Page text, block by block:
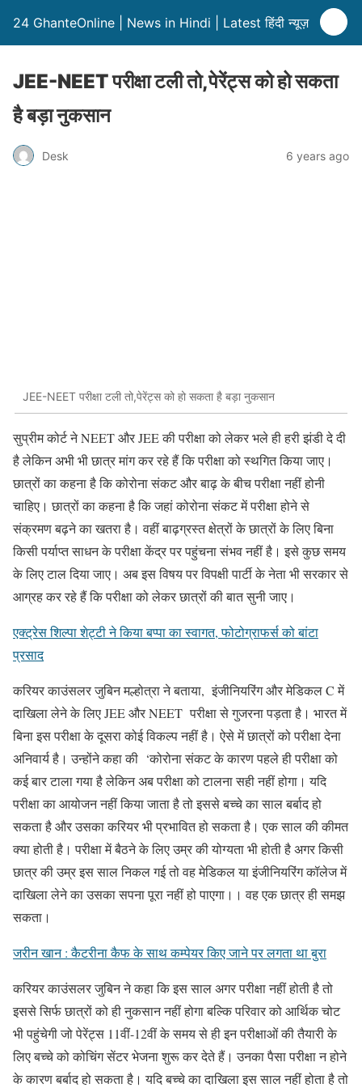
24 GhanteOnline | News in Hindi | Latest हिंदी न्यूज़
JEE-NEET परीक्षा टली तो,पेरेंट्स को हो सकता
है बड़ा नुकसान
Desk 6 years ago
JEE-NEET परीक्षा टली तो,पेरेंट्स को हो सकता है बड़ा नुकसान
सुप्रीम कोर्ट ने NEET और JEE की परीक्षा को लेकर भले ही हरी झंडी दे दी
है लेकिन अभी भी छात्र मांग कर रहे हैं कि परीक्षा को स्थगित किया जाए।
छात्रों का कहना है कि कोरोना संकट और बाढ़ के बीच परीक्षा नहीं होनी
चाहिए। छात्रों का कहना है कि जहां कोरोना संकट में परीक्षा होने से
संक्रमण बढ़ने का खतरा है। वहीं बाढ़ग्रस्त क्षेत्रों के छात्रों के लिए बिना
किसी पर्याप्त साधन के परीक्षा केंद्र पर पहुंचना संभव नहीं है। इसे कुछ समय
के लिए टाल दिया जाए। अब इस विषय पर विपक्षी पार्टी के नेता भी सरकार से
आग्रह कर रहे हैं कि परीक्षा को लेकर छात्रों की बात सुनी जाए।
एक्ट्रेस शिल्पा शेट्टी ने किया बप्पा का स्वागत, फोटोग्राफर्स को बांटा
प्रसाद
करियर काउंसलर जुबिन मल्होत्रा ने बताया, इंजीनियरिंग और मेडिकल C में
दाखिला लेने के लिए JEE और NEET परीक्षा से गुजरना पड़ता है। भारत में
बिना इस परीक्षा के दूसरा कोई विकल्प नहीं है। ऐसे में छात्रों को परीक्षा देना
अनिवार्य है। उन्होंने कहा की ‘कोरोना संकट के कारण पहले ही परीक्षा को
कई बार टाला गया है लेकिन अब परीक्षा को टालना सही नहीं होगा। यदि
परीक्षा का आयोजन नहीं किया जाता है तो इससे बच्चे का साल बर्बाद हो
सकता है और उसका करियर भी प्रभावित हो सकता है। एक साल की कीमत
क्या होती है। परीक्षा में बैठने के लिए उम्र की योग्यता भी होती है अगर किसी
छात्र की उम्र इस साल निकल गई तो वह मेडिकल या इंजीनियरिंग कॉलेज में
दाखिला लेने का उसका सपना पूरा नहीं हो पाएगा।। वह एक छात्र ही समझ
सकता।
जरीन खान : कैटरीना कैफ के साथ कम्पेयर किए जाने पर लगता था बुरा
करियर काउंसलर जुबिन ने कहा कि इस साल अगर परीक्षा नहीं होती है तो
इससे सिर्फ छात्रों को ही नुकसान नहीं होगा बल्कि परिवार को आर्थिक चोट
भी पहुंचेगी जो पेरेंट्स 11वीं-12वीं के समय से ही इन परीक्षाओं की तैयारी के
लिए बच्चे को कोचिंग सेंटर भेजना शुरू कर देते हैं। उनका पैसा परीक्षा न होने
के कारण बर्बाद हो सकता है। यदि बच्चे का दाखिला इस साल नहीं होता है तो